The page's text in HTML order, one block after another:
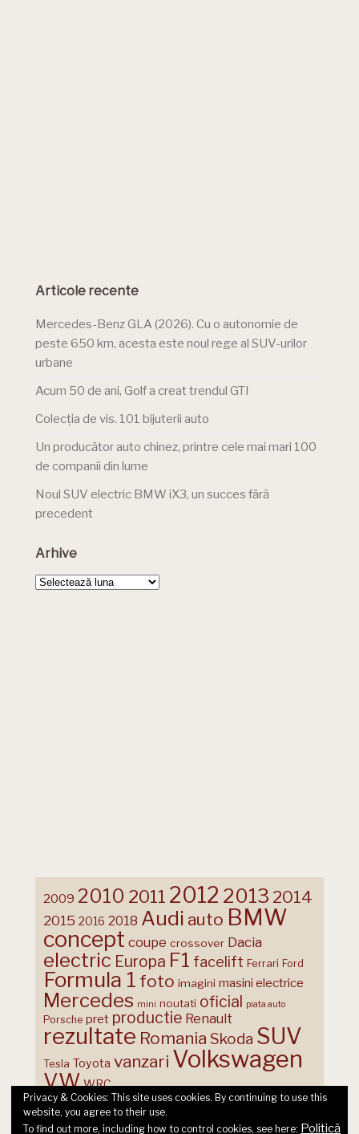
Articole recente
Mercedes-Benz GLA (2026). Cu o autonomie de
peste 650 km, acesta este noul rege al SUV-urilor
urbane
Acum 50 de ani, Golf a creat trendul GTI
Colecția de vis. 101 bijuterii auto
Un producător auto chinez, printre cele mai mari 100
de companii din lume
Noul SUV electric BMW iX3, un succes fără
precedent
Arhive
Arhive
2009 2010 2011 2012 2013 2014
2015 2016 2018 Audi auto BMW
concept coupe crossover Dacia
electric Europa F1 facelift Ferrari Ford
Formula 1 foto imagini masini electrice
Mercedes mini noutati oficial piata auto
Porsche pret productie Renault
rezultate Romania Skoda SUV
Tesla Toyota vanzari Volkswagen
VW WRC
Privacy & Cookies: This site uses cookies. By continuing to use this
website, you agree to their use.
To find out more, including how to control cookies, see here: Politică